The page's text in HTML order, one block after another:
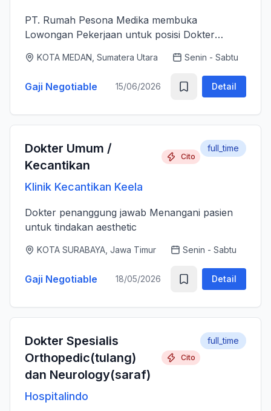
PT. Rumah Pesona Medika membuka
Lowongan Pekerjaan untuk posisi Dokter
layanan medis estetika yang aman, profesional
dan berkualitas tinggi sesuai standar k...
KOTA MEDAN, Sumatera Utara Senin - Sabtu
Gaji Negotiable 15/06/2026 Detail
Dokter Umum /
Kecantikan
Cito
Klinik Kecantikan Keela
full_time
Dokter penanggung jawab Menangani pasien
untuk tindakan aesthetic
KOTA SURABAYA, Jawa Timur Senin - Sabtu
Gaji Negotiable 18/05/2026 Detail
Dokter Spesialis
Orthopedic(tulang)
dan Neurology(saraf)
Cito
Hospitalindo
full_time